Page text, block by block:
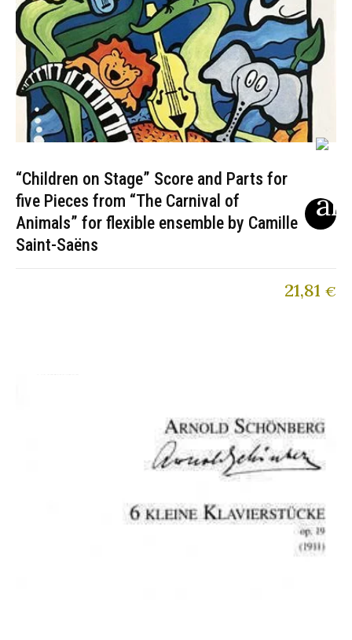
“Children on Stage” Score and Parts for
five Pieces from “The Carnival of
Animals” for flexible ensemble by Camille
Saint-Saëns
21,81 €